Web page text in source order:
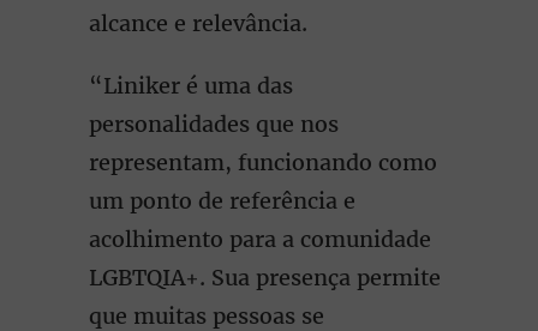
alcance e relevância.
“Liniker é uma das
personalidades que nos
representam, funcionando como
um ponto de referência e
acolhimento para a comunidade
LGBTQIA+. Sua presença permite
que muitas pessoas se